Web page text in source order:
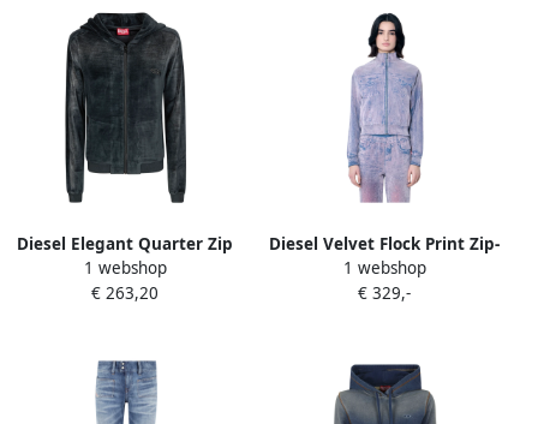
Diesel Elegant Quarter Zip
Sweater Black Dames
1 webshop
€ 263,20
Diesel Velvet Flock Print Zip-
Up Sweatshirt Pink Dames
1 webshop
€ 329,-